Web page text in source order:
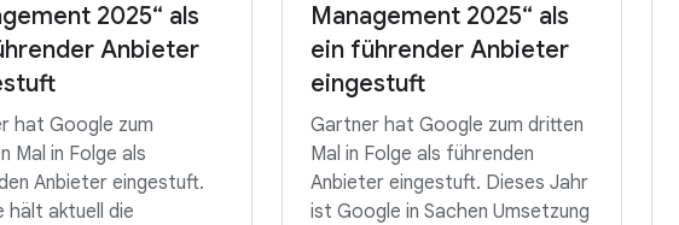
2025“ als
Anbieter
hat Google zum
Mal in Folge als
Anbieter eingestuft.
hält aktuell die
Management 2025“ als
ein führender Anbieter
eingestuft
Gartner hat Google zum dritten
Mal in Folge als führenden
Anbieter eingestuft. Dieses Jahr
ist Google in Sachen Umsetzung